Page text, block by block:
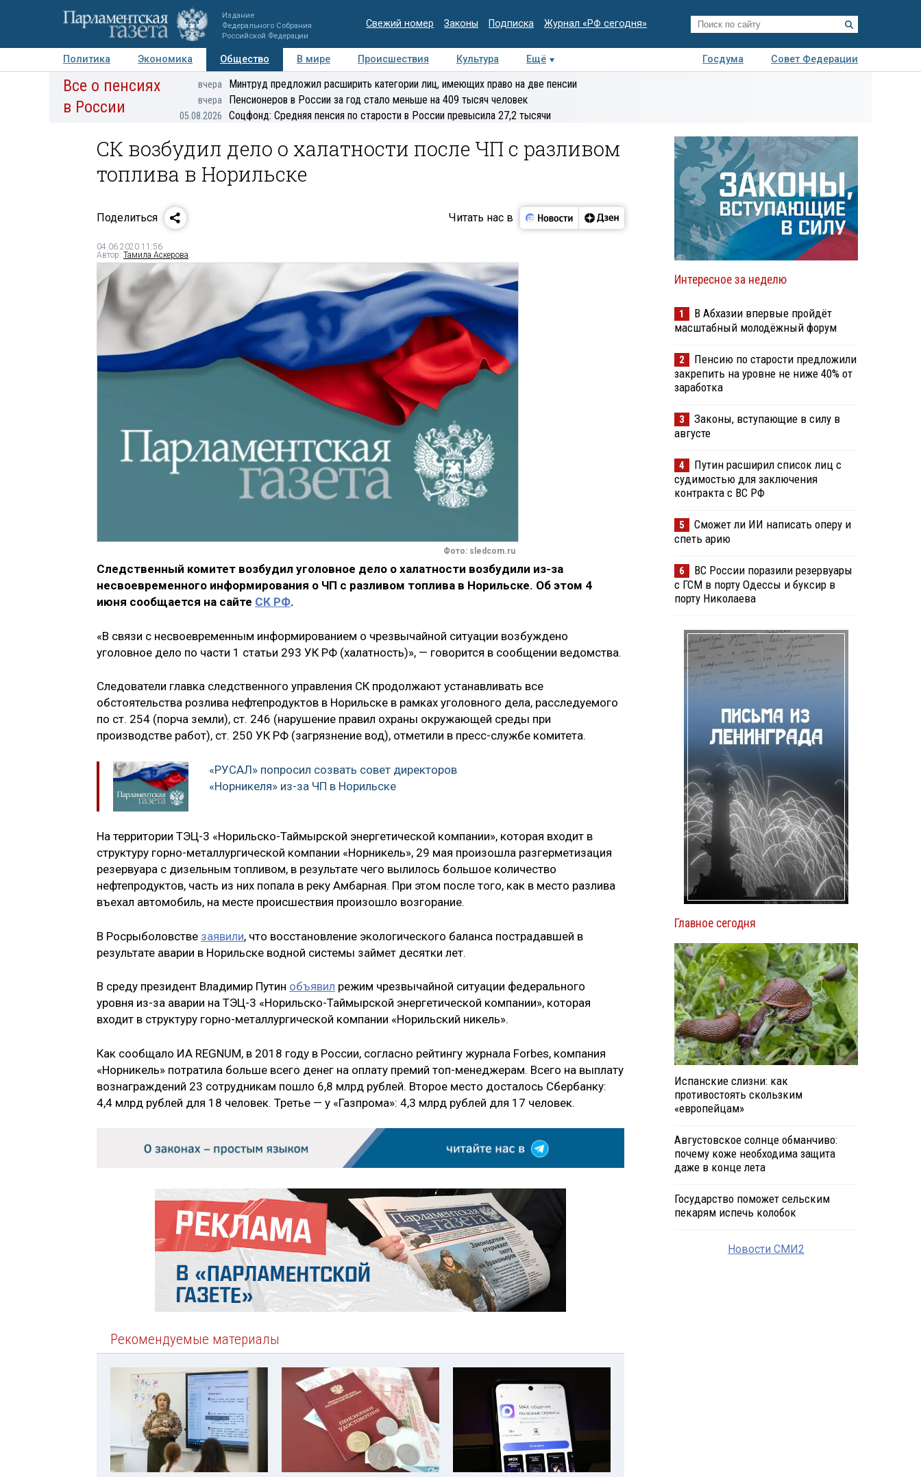
Издание
Федерального Собрания
Российской Федерации
Свежий номер Законы Подписка Журнал «РФ сегодня»
Политика Экономика Общество В мире Происшествия Культура Ещё Госдума
Совет Федерации
Авторы Персоны Мнения Регионы Медиацентр Интервью Колумнисты
Деловая
Все о пенсиях
в России
вчера Минтруд предложил расширить категории лиц, имеющих право на две пенсии
вчера Пенсионеров в России за год стало меньше на 409 тысяч человек
05.08.2026 Соцфонд: Средняя пенсия по старости в России превысила 27,2 тысячи
СК возбудил дело о халатности после ЧП с разливом
топлива в Норильске
Поделиться Читать нас в
04.06.2020 11:56
Автор: Тамила Аскерова
Фото: sledcom.ru
Следственный комитет возбудил уголовное дело о халатности возбудили из-за
несвоевременного информирования о ЧП с разливом топлива в Норильске. Об этом 4
июня сообщается на сайте СК РФ.
«В связи с несвоевременным информированием о чрезвычайной ситуации возбуждено
уголовное дело по части 1 статьи 293 УК РФ (халатность)», — говорится в сообщении ведомства.
Следователи главка следственного управления СК продолжают устанавливать все
обстоятельства розлива нефтепродуктов в Норильске в рамках уголовного дела, расследуемого
по ст. 254 (порча земли), ст. 246 (нарушение правил охраны окружающей среды при
производстве работ), ст. 250 УК РФ (загрязнение вод), отметили в пресс-службе комитета.
«РУСАЛ» попросил созвать совет директоров
«Норникеля» из-за ЧП в Норильске
На территории ТЭЦ-3 «Норильско-Таймырской энергетической компании», которая входит в
структуру горно-металлургической компании «Норникель», 29 мая произошла разгерметизация
резервуара с дизельным топливом, в результате чего вылилось большое количество
нефтепродуктов, часть из них попала в реку Амбарная. При этом после того, как в место разлива
въехал автомобиль, на месте происшествия произошло возгорание.
В Росрыболовстве заявили, что восстановление экологического баланса пострадавшей в
результате аварии в Норильске водной системы займет десятки лет.
В среду президент Владимир Путин объявил режим чрезвычайной ситуации федерального
уровня из-за аварии на ТЭЦ-3 «Норильско-Таймырской энергетической компании», которая
входит в структуру горно-металлургической компании «Норильский никель».
Как сообщало ИА REGNUM, в 2018 году в России, согласно рейтингу журнала Forbes, компания
«Норникель» потратила больше всего денег на оплату премий топ-менеджерам. Всего на выплату
вознаграждений 23 сотрудникам пошло 6,8 млрд рублей. Второе место досталось Сбербанку:
4,4 млрд рублей для 18 человек. Третье — у «Газпрома»: 4,3 млрд рублей для 17 человек.
Рекомендуемые материалы
Интересное за неделю
1
В Абхазии впервые пройдёт
масштабный молодёжный форум
2
Пенсию по старости предложили
закрепить на уровне не ниже 40% от
заработка
3
Законы, вступающие в силу в
августе
4
Путин расширил список лиц с
судимостью для заключения
контракта с ВС РФ
5
Сможет ли ИИ написать оперу и
спеть арию
6
ВС России поразили резервуары
с ГСМ в порту Одессы и буксир в
порту Николаева
Главное сегодня
Испанские слизни: как
противостоять скользким
«европейцам»
Августовское солнце обманчиво:
почему коже необходима защита
даже в конце лета
Государство поможет сельским
пекарям испечь колобок
Новости СМИ2